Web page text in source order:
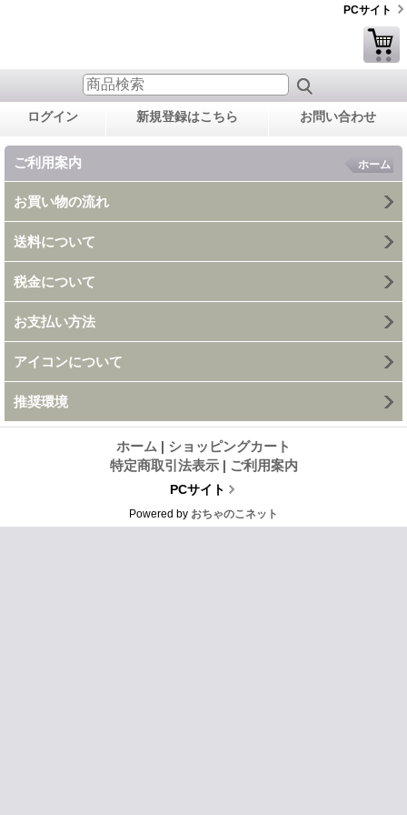
PCサイト
ログイン 新規登録はこちら お問い合わせ
ご利用案内 ホーム
お買い物の流れ
送料について
税金について
お支払い方法
アイコンについて
推奨環境
ホーム | ショッピングカート
特定商取引法表示 | ご利用案内
PCサイト
Powered by おちゃのこネット